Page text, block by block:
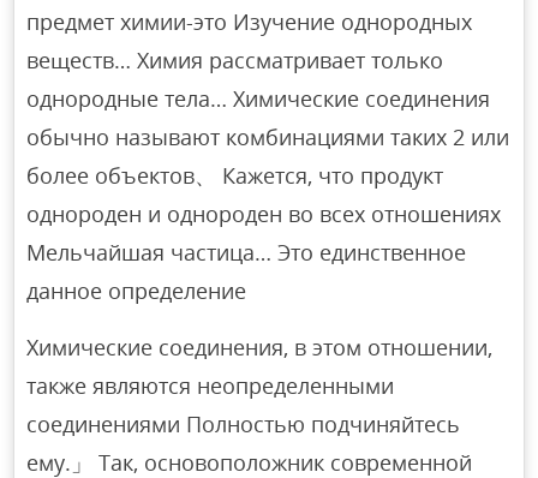
предмет химии-это Изучение однородных
веществ… Химия рассматривает только
однородные тела… Химические соединения
обычно называют комбинациями таких 2 или
более объектов、 Кажется, что продукт
однороден и однороден во всех отношениях
Мельчайшая частица… Это единственное
данное определение
Химические соединения, в этом отношении,
также являются неопределенными
соединениями Полностью подчиняйтесь
ему.」 Так, основоположник современной